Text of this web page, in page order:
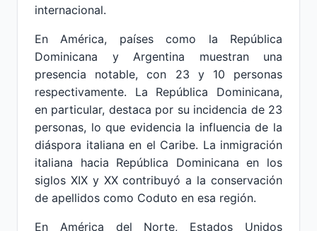
internacional.
En América, países como la República
Dominicana y Argentina muestran una
presencia notable, con 23 y 10 personas
respectivamente. La República Dominicana,
en particular, destaca por su incidencia de 23
personas, lo que evidencia la influencia de la
diáspora italiana en el Caribe. La inmigración
italiana hacia República Dominicana en los
siglos XIX y XX contribuyó a la conservación
de apellidos como Coduto en esa región.
En América del Norte, Estados Unidos